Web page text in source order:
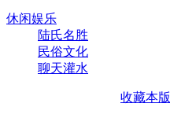
休闲娱乐
陆氏名胜
民俗文化
聊天灌水
收藏本版